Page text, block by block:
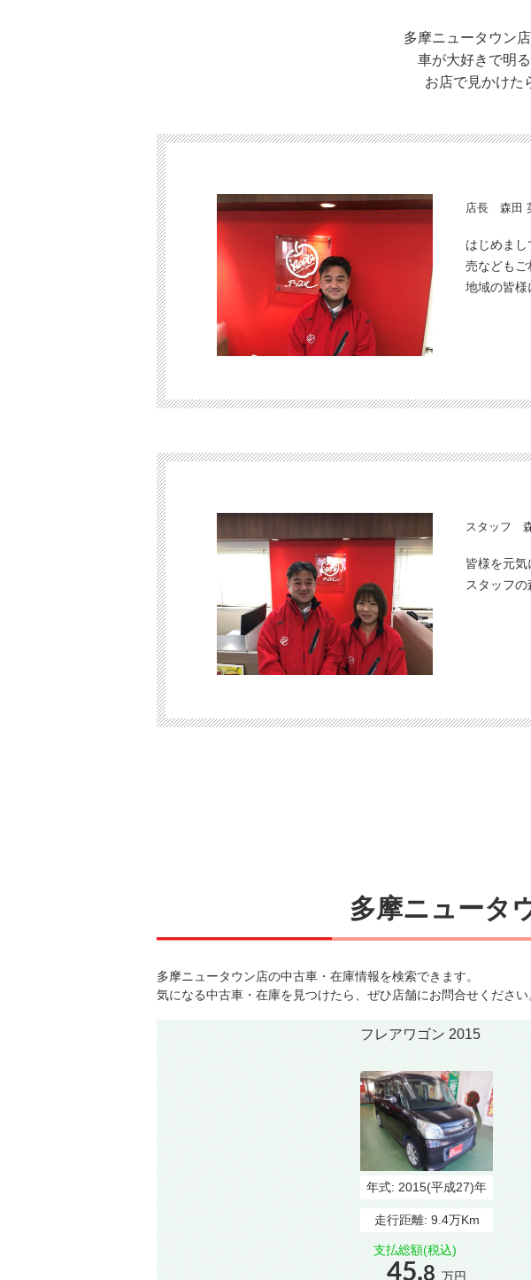
多摩ニュータウン
車が大好きで明
お店で見かけた
店長 森田
はじめま
売などもご
地域の皆様
スタッフ
皆様を元気
スタッフの
多摩ニュータ
多摩ニュータウン店の中古車・在庫情報を検索できます。
気になる中古車・在庫を見つけたら、ぜひ店舗にお問合せください
フレアワゴン 2015
年式: 2015(平成27)年
走行距離: 9.4万Km
支払総額(税込)
45.8 万円